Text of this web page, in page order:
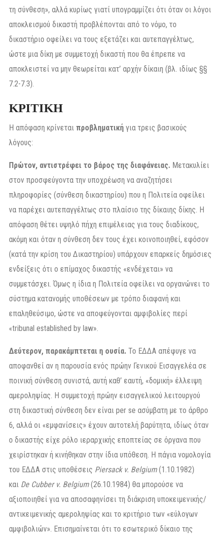
τη σύνθεση», αλλά κυρίως γιατί υπογραμμίζει ότι όταν οι λόγοι
αποκλεισμού δικαστή προβλέπονται από το νόμο, το
δικαστήριο οφείλει να τους εξετάζει και αυτεπαγγέλτως,
ώστε μια δίκη με συμμετοχή δικαστή που θα έπρεπε να
αποκλειστεί να μην θεωρείται κατ’ αρχήν δίκαιη (βλ. ιδίως §§
7.2-7.3).
ΚΡΙΤΙΚΗ
Η απόφαση κρίνεται προβληματική για τρεις βασικούς
λόγους:
Πρώτον, αντιστρέφει το βάρος της διαφάνειας. Μετακυλίει
στον προσφεύγοντα την υποχρέωση να αναζητήσει
πληροφορίες (σύνθεση δικαστηρίου) που η Πολιτεία οφείλει
να παρέχει αυτεπαγγέλτως στο πλαίσιο της δίκαιης δίκης. Η
απόφαση θέτει υψηλό πήχη επιμέλειας για τους διαδίκους,
ακόμη και όταν η σύνθεση δεν τους έχει κοινοποιηθεί, εφόσον
(κατά την κρίση του Δικαστηρίου) υπάρχουν επαρκείς δημόσιες
ενδείξεις ότι ο επίμαχος δικαστής «ενδέχεται» να
συμμετάσχει. Όμως η ίδια η Πολιτεία οφείλει να οργανώνει το
σύστημα κατανομής υποθέσεων με τρόπο διαφανή και
επαληθεύσιμο, ώστε να αποφεύγονται αμφιβολίες περί
«tribunal established by law».
Δεύτερον, παρακάμπτεται η ουσία. Το ΕΔΔΑ απέφυγε να
αποφανθεί αν η παρουσία ενός πρώην Γενικού Εισαγγελέα σε
ποινική σύνθεση συνιστά, αυτή καθ’ εαυτή, «δομική» έλλειψη
αμεροληψίας. Η συμμετοχή πρώην εισαγγελικού λειτουργού
στη δικαστική σύνθεση δεν είναι per se ασύμβατη με το άρθρο
6, αλλά οι «εμφανίσεις» έχουν αυτοτελή βαρύτητα, ιδίως όταν
ο δικαστής είχε ρόλο ιεραρχικής εποπτείας σε όργανα που
χειρίστηκαν ή κινήθηκαν στην ίδια υπόθεση. Η πάγια νομολογία
του ΕΔΔΑ στις υποθέσεις Piersack v. Belgium(1.10.1982)
και De Cubber v. Belgium(26.10.1984) θα μπορούσε να
αξιοποιηθεί για να αποσαφηνίσει τη διάκριση υποκειμενικής/
αντικειμενικής αμεροληψίας και το κριτήριο των «εύλογων
αμφιβολιών». Επισημαίνεται ότι το εσωτερικό δίκαιο της